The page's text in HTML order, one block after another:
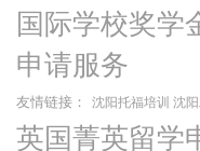
国际学校奖学
申请服务
友情链接： 沈阳托福培训 沈
英国菁英留学